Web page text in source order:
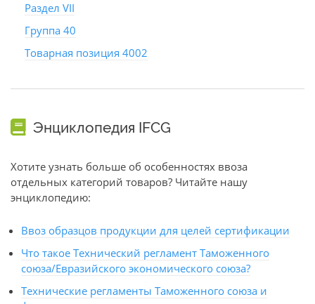
Раздел VII
Группа 40
Товарная позиция 4002
Энциклопедия IFCG
Хотите узнать больше об особенностях ввоза
отдельных категорий товаров? Читайте нашу
энциклопедию:
Ввоз образцов продукции для целей сертификации
Что такое Технический регламент Таможенного
союза/Евразийского экономического союза?
Технические регламенты Таможенного союза и